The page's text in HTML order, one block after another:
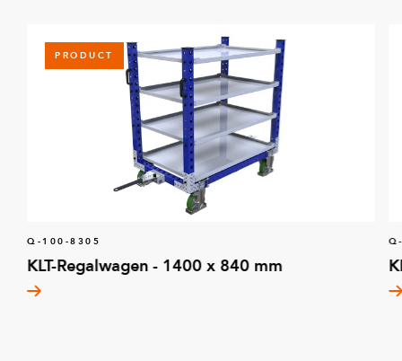
PRODUCT
Q-100-8305
KLT-Regalwagen - 1400 x 840 mm